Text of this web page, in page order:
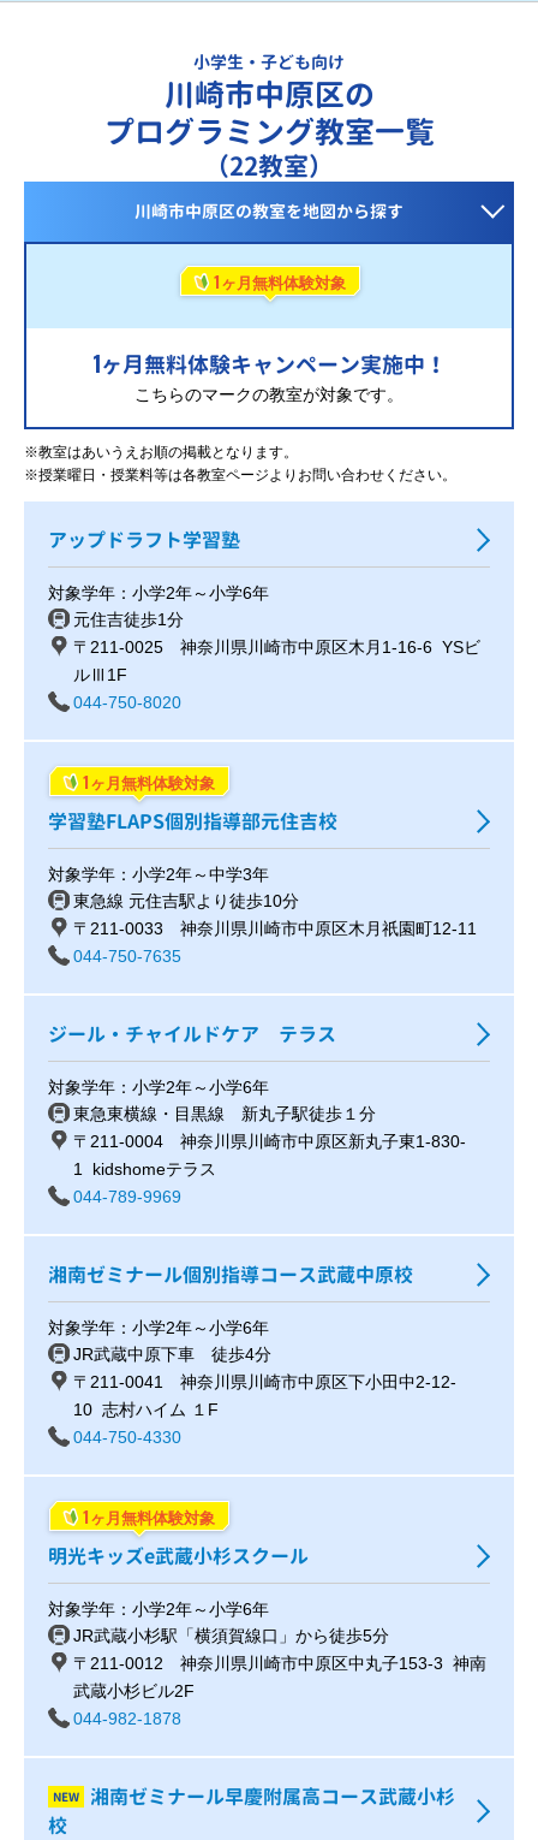
小学生・子ども向け
川崎市中原区の
プログラミング教室一覧
（22教室）
川崎市中原区の教室を地図から探す
1 ヶ月無料体験対象
1ヶ月無料体験キャンペーン実施中！
こちらのマークの教室が対象です。
※教室はあいうえお順の掲載となります。
※授業曜日・授業料等は各教室ページよりお問い合わせください。
アップドラフト学習塾
対象学年：小学2年～小学6年
元住吉徒歩1分
〒211-0025 神奈川県川崎市中原区木月1-16-6 YSビ
ルⅢ1F
044-750-8020
1 ヶ月無料体験対象
学習塾FLAPS個別指導部元住吉校
対象学年：小学2年～中学3年
東急線 元住吉駅より徒歩10分
〒211-0033 神奈川県川崎市中原区木月祇園町12-11
044-750-7635
ジール・チャイルドケア テラス
対象学年：小学2年～小学6年
東急東横線・目黒線 新丸子駅徒歩１分
〒211-0004 神奈川県川崎市中原区新丸子東1-830-
1 kidshomeテラス
044-789-9969
湘南ゼミナール個別指導コース武蔵中原校
対象学年：小学2年～小学6年
JR武蔵中原下車 徒歩4分
〒211-0041 神奈川県川崎市中原区下小田中2-12-
10 志村ハイム １F
044-750-4330
1 ヶ月無料体験対象
明光キッズe武蔵小杉スクール
対象学年：小学2年～小学6年
JR武蔵小杉駅「横須賀線口」から徒歩5分
〒211-0012 神奈川県川崎市中原区中丸子153-3 神南
武蔵小杉ビル2F
044-982-1878
NEW
湘南ゼミナール早慶附属高コース武蔵小杉
校